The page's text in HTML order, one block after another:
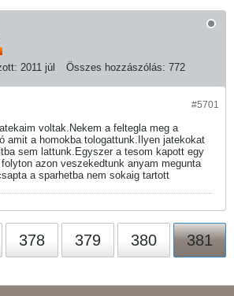
2011 júl Összes hozzászólás: 772
#5701
voltak.Nekem a feltegla meg a
amit a homokba tologattunk.Ilyen jatekokat
sem lattunk.Egyszer a tesom kapott egy
azon veszekedtunk anyam megunta
a sparhetba nem sokaig tartott
378 379 380 381